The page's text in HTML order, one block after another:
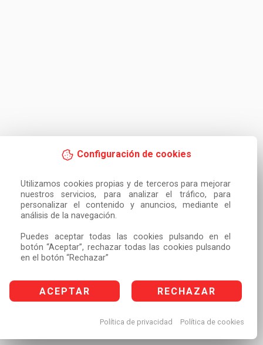
Configuración de cookies
Utilizamos cookies propias y de terceros para mejorar
nuestros servicios, para analizar el tráfico, para
personalizar el contenido y anuncios, mediante el
análisis de la navegación.
Puedes aceptar todas las cookies pulsando en el
botón “Aceptar”, rechazar todas las cookies pulsando
en el botón “Rechazar”
ACEPTAR RECHAZAR
Política de privacidad Política de cookies